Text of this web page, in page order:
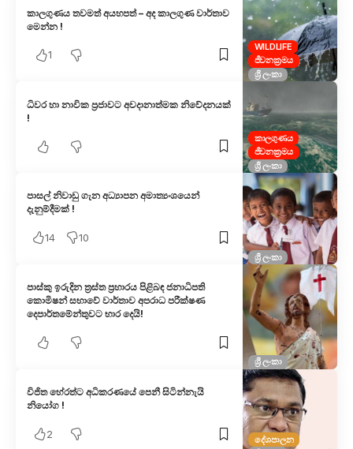
WILDLIFE
ජීවනක්‍රමය
ශ්‍රී ලංකා
කාලගුණය තවමත් අයහපත් – අද කාලගුණ වාර්තාව
මෙන්න !
1
කාලගුණය
ජීවනක්‍රමය
ශ්‍රී ලංකා
ධිවර හා නාවික ප්‍රජාවට අවදානාත්මක නිවේදනයක්
!
ශ්‍රී ලංකා
පාසල් නිවාඩු ගැන අධ්‍යාපන අමාත්‍යංශයෙන්
දැනුම්දීමක් !
14 10
ශ්‍රී ලංකා
පාස්කු ඉරුදින ත්‍රස්ත ප්‍රහාරය පිළිබඳ ජනාධිපති
කොමිෂන් සභාවේ වාර්තාව අපරාධ පරීක්ෂණ
දෙපාර්තමේන්තුවට භාර දෙයි!
දේශපාලන
විජිත හේරත්ට අධිකරණයේ පෙනී සිටින්නැයි
නියෝග !
2